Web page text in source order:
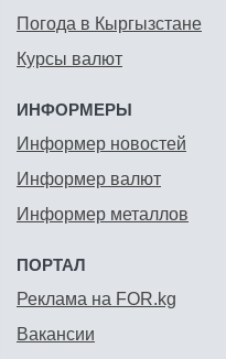
Погода в Кыргызстане
Курсы валют
ИНФОРМЕРЫ
Информер новостей
Информер валют
Информер металлов
ПОРТАЛ
Реклама на FOR.kg
Вакансии